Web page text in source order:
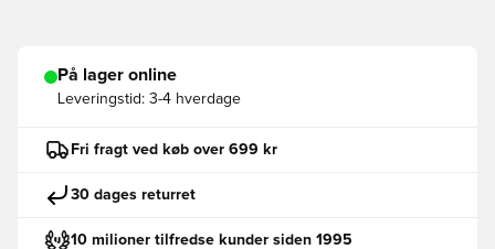
På lager online
Leveringstid: 3-4 hverdage
Fri fragt ved køb over 699 kr
30 dages returret
10 milioner tilfredse kunder siden 1995